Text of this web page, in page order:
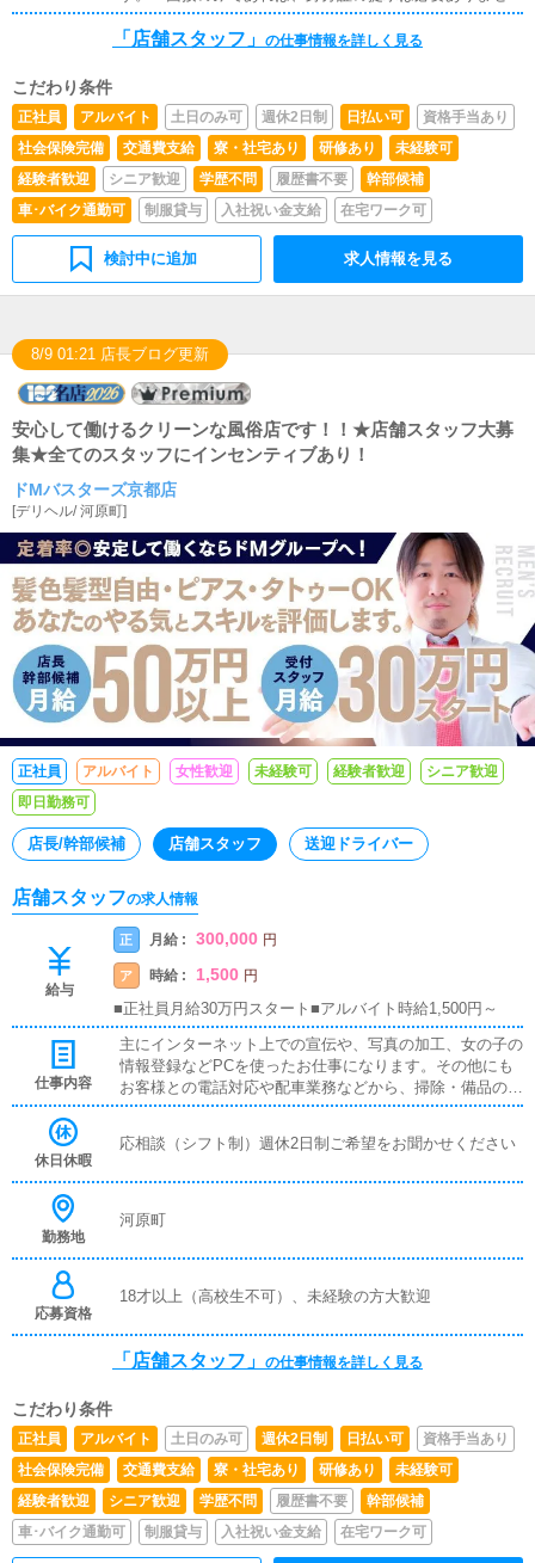
ンターネットを使ったPR（写メ日記）などの使い方など
のアドバイスを行っていただきます。■PC更新業務ヘブン
ログの作成となります。基本的にはボタンを押すだけや、
ブログの更新時に簡単に文字が入力出来れば問題ありませ
ん。PCが苦手な人でも簡単にできます。■清掃・備品管理
お客様やキャストの方に快適にお過ごしいただくため、店
内の清掃や備品の管理・補充を行っていただきます。
が、面接採用後、お仕事を始める際に「顔写真付き身分証
明書」及び「本籍地記載の住民票」が必要です。■学歴不
「店舗スタッフ」 の仕事情報を詳しく見る
こだわり条件
正社員 アルバイト 土日のみ可 週休2日制 日払い可
資格手当あり
社会保険完備
交通費支給 寮・社宅あり 研修あり
未経験可
経験者歓迎
シニア歓迎 学歴不問 履歴書不要
幹部候補
車･バイク通勤可
制服貸与 入社祝い金支給 在宅ワーク可
検討中に追加 求人情報を見る
8/9 01:21 店長ブログ更新
安心して働けるクリーンな風俗店です！！★店舗スタッフ大募
集★全てのスタッフにインセンティブあり！
ドMバスターズ京都店
[デリヘル/河原町]
正社員 アルバイト 女性歓迎 未経験可 経験者歓迎
シニア歓迎
即日勤務可
店長/幹部候補 店舗スタッフ 送迎ドライバー
店舗スタッフの求人情報
給与
正 月給 : 300,000 円
ア 時給 : 1,500 円
■正社員月給30万円スタート■アルバイト時給1,500円～
仕事内容
主にインターネット上での宣伝や、写真の加工、女の子の
情報登録などPCを使ったお仕事になります。その他にも
お客様との電話対応や配車業務などから、掃除・備品の管
理といった雑務までお仕事は多岐に渡ります。どんな状況
す。
休日休暇
応相談（シフト制）週休2日制ご希望をお聞かせください
勤務地
河原町
応募資格
18才以上（高校生不可）、未経験の方大歓迎
「店舗スタッフ」 の仕事情報を詳しく見る
こだわり条件
正社員 アルバイト 土日のみ可 週休2日制 日払い可
資格手当あり
社会保険完備
交通費支給 寮・社宅あり 研修あり
未経験可
経験者歓迎
シニア歓迎 学歴不問 履歴書不要
幹部候補
車･バイク通勤可
制服貸与 入社祝い金支給 在宅ワーク可